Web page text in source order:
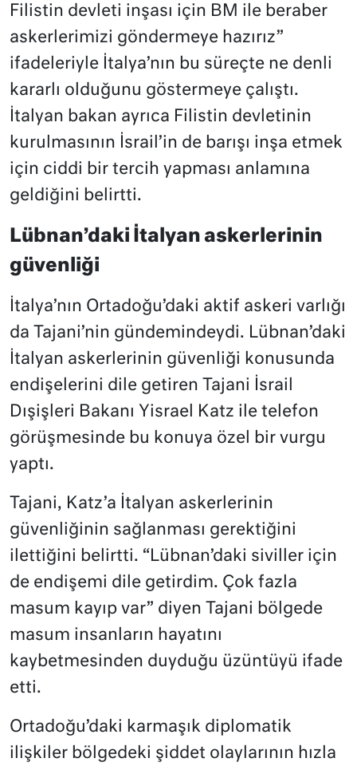
Filistin devleti inşası için BM ile beraber
askerlerimizi göndermeye hazırız”
ifadeleriyle İtalya’nın bu süreçte ne denli
kararlı olduğunu göstermeye çalıştı.
İtalyan bakan ayrıca Filistin devletinin
kurulmasının İsrail’in de barışı inşa etmek
için ciddi bir tercih yapması anlamına
geldiğini belirtti.
Lübnan’daki İtalyan askerlerinin
güvenliği
İtalya’nın Ortadoğu’daki aktif askeri varlığı
da Tajani’nin gündemindeydi. Lübnan’daki
İtalyan askerlerinin güvenliği konusunda
endişelerini dile getiren Tajani İsrail
Dışişleri Bakanı Yisrael Katz ile telefon
görüşmesinde bu konuya özel bir vurgu
yaptı.
Tajani, Katz’a İtalyan askerlerinin
güvenliğinin sağlanması gerektiğini
ilettiğini belirtti. “Lübnan’daki siviller için
de endişemi dile getirdim. Çok fazla
masum kayıp var” diyen Tajani bölgede
masum insanların hayatını
kaybetmesinden duyduğu üzüntüyü ifade
etti.
Ortadoğu’daki karmaşık diplomatik
ilişkiler bölgedeki şiddet olaylarının hızla